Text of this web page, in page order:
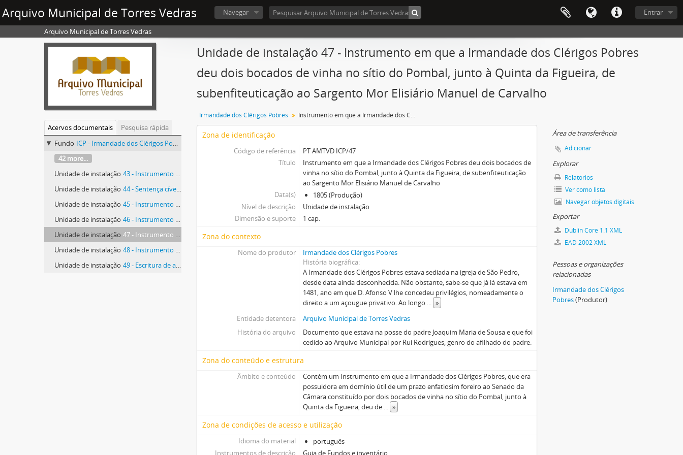
Arquivo Municipal de Torres Vedras Entrar
Navegar
Arquivo Municipal de Torres Vedras
Acervos documentais
Pesquisa rápida
Fundo ICP - Irmandade dos Clérigos Pobres
42 more...
Unidade de instalação 43 - Instrumento de novo emprazamento e aforamento
Unidade de instalação 44 - Sentença cível da adjudicação passada a favor do provedor e mais padres da Irmandade dos Clérigos Pobres
Unidade de instalação 45 - Instrumento de venda
Unidade de instalação 46 - Instrumento de venda
Unidade de instalação 47 - Instrumento em que a Irmandade dos Clérigos Pobres deu dois bocados de vinha no sítio do Pombal, junto à Quinta da Figueira, de subenfiteuticação ao Sargento Mor Elisiário Manuel de Carvalho
Unidade de instalação 48 - Instrumento de aforamento da Casa do Açougue privativo dos Clérigos
Unidade de instalação 49 - Escritura de aforamento de uma terra no limite da Aldeia Grande
Unidade de instalação 47 - Instrumento em que a Irmandade dos Clérigos Pobres
deu dois bocados de vinha no sítio do Pombal, junto à Quinta da Figueira, de
subenfiteuticação ao Sargento Mor Elisiário Manuel de Carvalho
Irmandade dos Clérigos Pobres Instrumento em que a Irmandade dos Clérigos Pobres deu dois bocados de vinha no sítio do Pombal, junto à Quinta da Figueira, de subenfiteuticação ao Sargento Mor Elisiário Manuel de Carvalho
Zona de identificação
Código de referência
PT AMTVD ICP/47
Título
Instrumento em que a Irmandade dos Clérigos Pobres deu dois bocados de
vinha no sítio do Pombal, junto à Quinta da Figueira, de subenfiteuticação
ao Sargento Mor Elisiário Manuel de Carvalho
Data(s)
1805 (Produção)
Nível de descrição
Unidade de instalação
Dimensão e suporte
1 cap.
Zona do contexto
Nome do produtor
Irmandade dos Clérigos Pobres
História biográfica
A Irmandade dos Clérigos Pobres estava sediada na igreja de São Pedro,
desde data ainda desconhecida. Não obstante, sabe-se que já lá estava em
1481, ano em que D. Afonso V lhe concedeu privilégios, nomeadamente o
direito a um açougue privativo. Ao longo ... »
Entidade detentora
Arquivo Municipal de Torres Vedras
História do arquivo
Documento que estava na posse do padre Joaquim Maria de Sousa e que foi
cedido ao Arquivo Municipal por Rui Rodrigues, genro do afilhado do padre.
Zona do conteúdo e estrutura
Âmbito e conteúdo
Contém um Instrumento em que a Irmandade dos Clérigos Pobres, que era
possuidora em domínio útil de um prazo enfatiosim foreiro ao Senado da
Câmara constituído por dois bocados de vinha no sítio do Pombal, junto à
Quinta da Figueira, deu de ... »
Zona de condições de acesso e utilização
Idioma do material
português
Instrumentos de descrição
Guia de Fundos e inventário
Área de transferência
Adicionar
Explorar
Relatórios
Ver como lista
Navegar objetos digitais
Exportar
Dublin Core 1.1 XML
EAD 2002 XML
Pessoas e organizações
relacionadas
Irmandade dos Clérigos
Pobres(Produtor)